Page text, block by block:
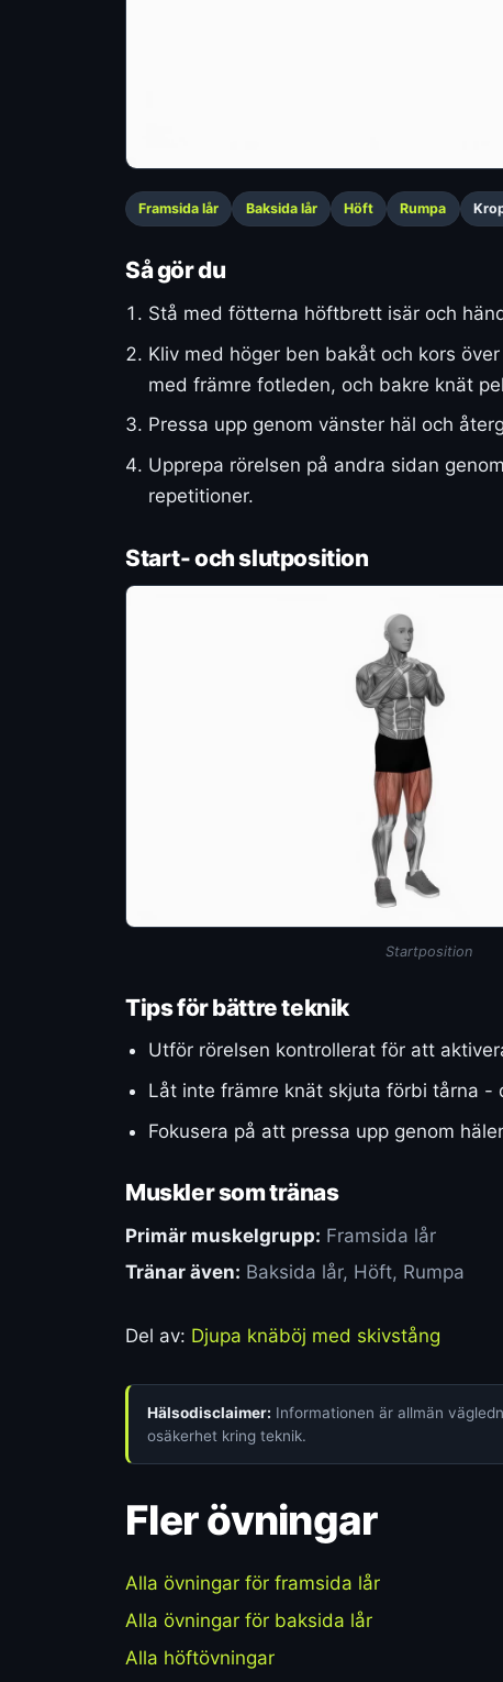
Framsida lår Baksida lår Höft Rumpa
Så gör du
Stå med fötterna höftbrett isär och
Kliv med höger ben bakåt och kors
med främre fotleden, och bakre knät
Pressa upp genom vänster häl och
Upprepa rörelsen på andra sidan
repetitioner.
Start- och slutposition
Startposition
Tips för bättre teknik
Utför rörelsen kontrollerat för att
Låt inte främre knät skjuta förbi tårna
Fokusera på att pressa upp genom
Muskler som tränas
Primär muskelgrupp: Framsida lår
Tränar även: Baksida lår, Höft, Rumpa
Del av: Djupa knäböj med skivstång
Hälsodisclaimer: Informationen är allmän
osäkerhet kring teknik.
Fler övningar
Alla övningar för framsida lår
Alla övningar för baksida lår
Alla höftövningar